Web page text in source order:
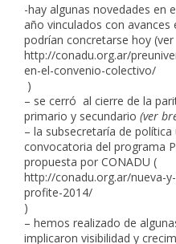
-hay algunas novedades en
año vinculados con
podrían concretarse hoy (ver
http://conadu.org.ar/
en-el-convenio-colectivo/
)
– se cerró al cierre de la
primario y secundario (ver
– la subsecretaría de
convocatoria del programa
propuesta por CONADU (
http://conadu.org.ar/nueva-y-
profite-2014/
)
– hemos realizado de
implicaron visibilidad y